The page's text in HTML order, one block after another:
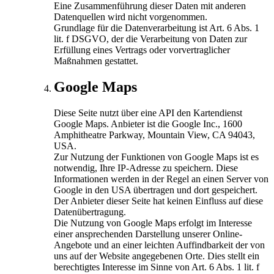
Eine Zusammenführung dieser Daten mit anderen
Datenquellen wird nicht vorgenommen.
Grundlage für die Datenverarbeitung ist Art. 6 Abs. 1
lit. f DSGVO, der die Verarbeitung von Daten zur
Erfüllung eines Vertrags oder vorvertraglicher
Maßnahmen gestattet.
Google Maps
Diese Seite nutzt über eine API den Kartendienst
Google Maps. Anbieter ist die Google Inc., 1600
Amphitheatre Parkway, Mountain View, CA 94043,
USA.
Zur Nutzung der Funktionen von Google Maps ist es
notwendig, Ihre IP-Adresse zu speichern. Diese
Informationen werden in der Regel an einen Server von
Google in den USA übertragen und dort gespeichert.
Der Anbieter dieser Seite hat keinen Einfluss auf diese
Datenübertragung.
Die Nutzung von Google Maps erfolgt im Interesse
einer ansprechenden Darstellung unserer Online-
Angebote und an einer leichten Auffindbarkeit der von
uns auf der Website angegebenen Orte. Dies stellt ein
berechtigtes Interesse im Sinne von Art. 6 Abs. 1 lit. f